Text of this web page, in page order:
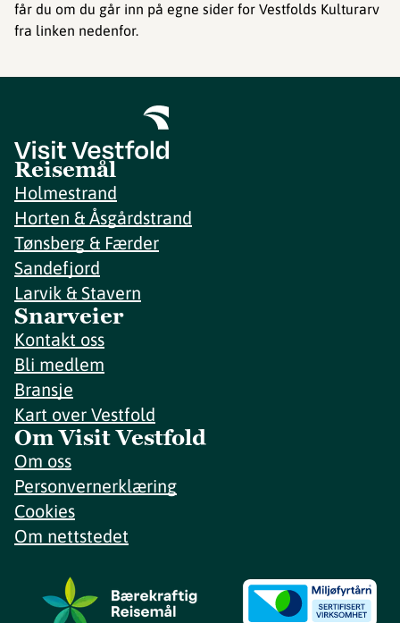
får du om du går inn på egne sider for Vestfolds Kulturarv
fra linken nedenfor.
Reisemål
Holmestrand
Horten & Åsgårdstrand
Tønsberg & Færder
Sandefjord
Larvik & Stavern
Snarveier
Kontakt oss
Bli medlem
Bransje
Kart over Vestfold
Om Visit Vestfold
Om oss
Personvernerklæring
Cookies
Om nettstedet